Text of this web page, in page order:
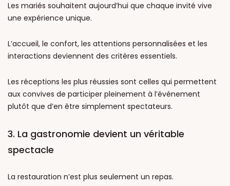
Les mariés souhaitent aujourd’hui que chaque invité vive
une expérience unique.
L’accueil, le confort, les attentions personnalisées et les
interactions deviennent des critères essentiels.
Les réceptions les plus réussies sont celles qui permettent
aux convives de participer pleinement à l’événement
plutôt que d’en être simplement spectateurs.
3. La gastronomie devient un véritable
spectacle
La restauration n’est plus seulement un repas.